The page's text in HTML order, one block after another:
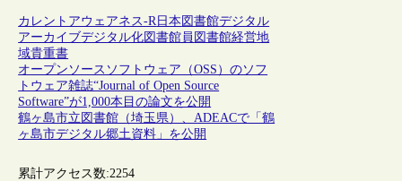
カレントアウェアネス-R日本 図書館デジタル
アーカイブデジタル化図書館員 図書館経営地
域貴重書
オープンソースソフトウェア（OSS）のソフ
トウェア雑誌“Journal of Open Source
Software”が1,000本目の論文を公開
鶴ヶ島市立図書館（埼玉県）、ADEACで「鶴
ヶ島市デジタル郷土資料」を公開
累計アクセス数:2254